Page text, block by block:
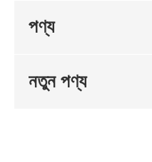
পণ্য
নতুন পণ্য